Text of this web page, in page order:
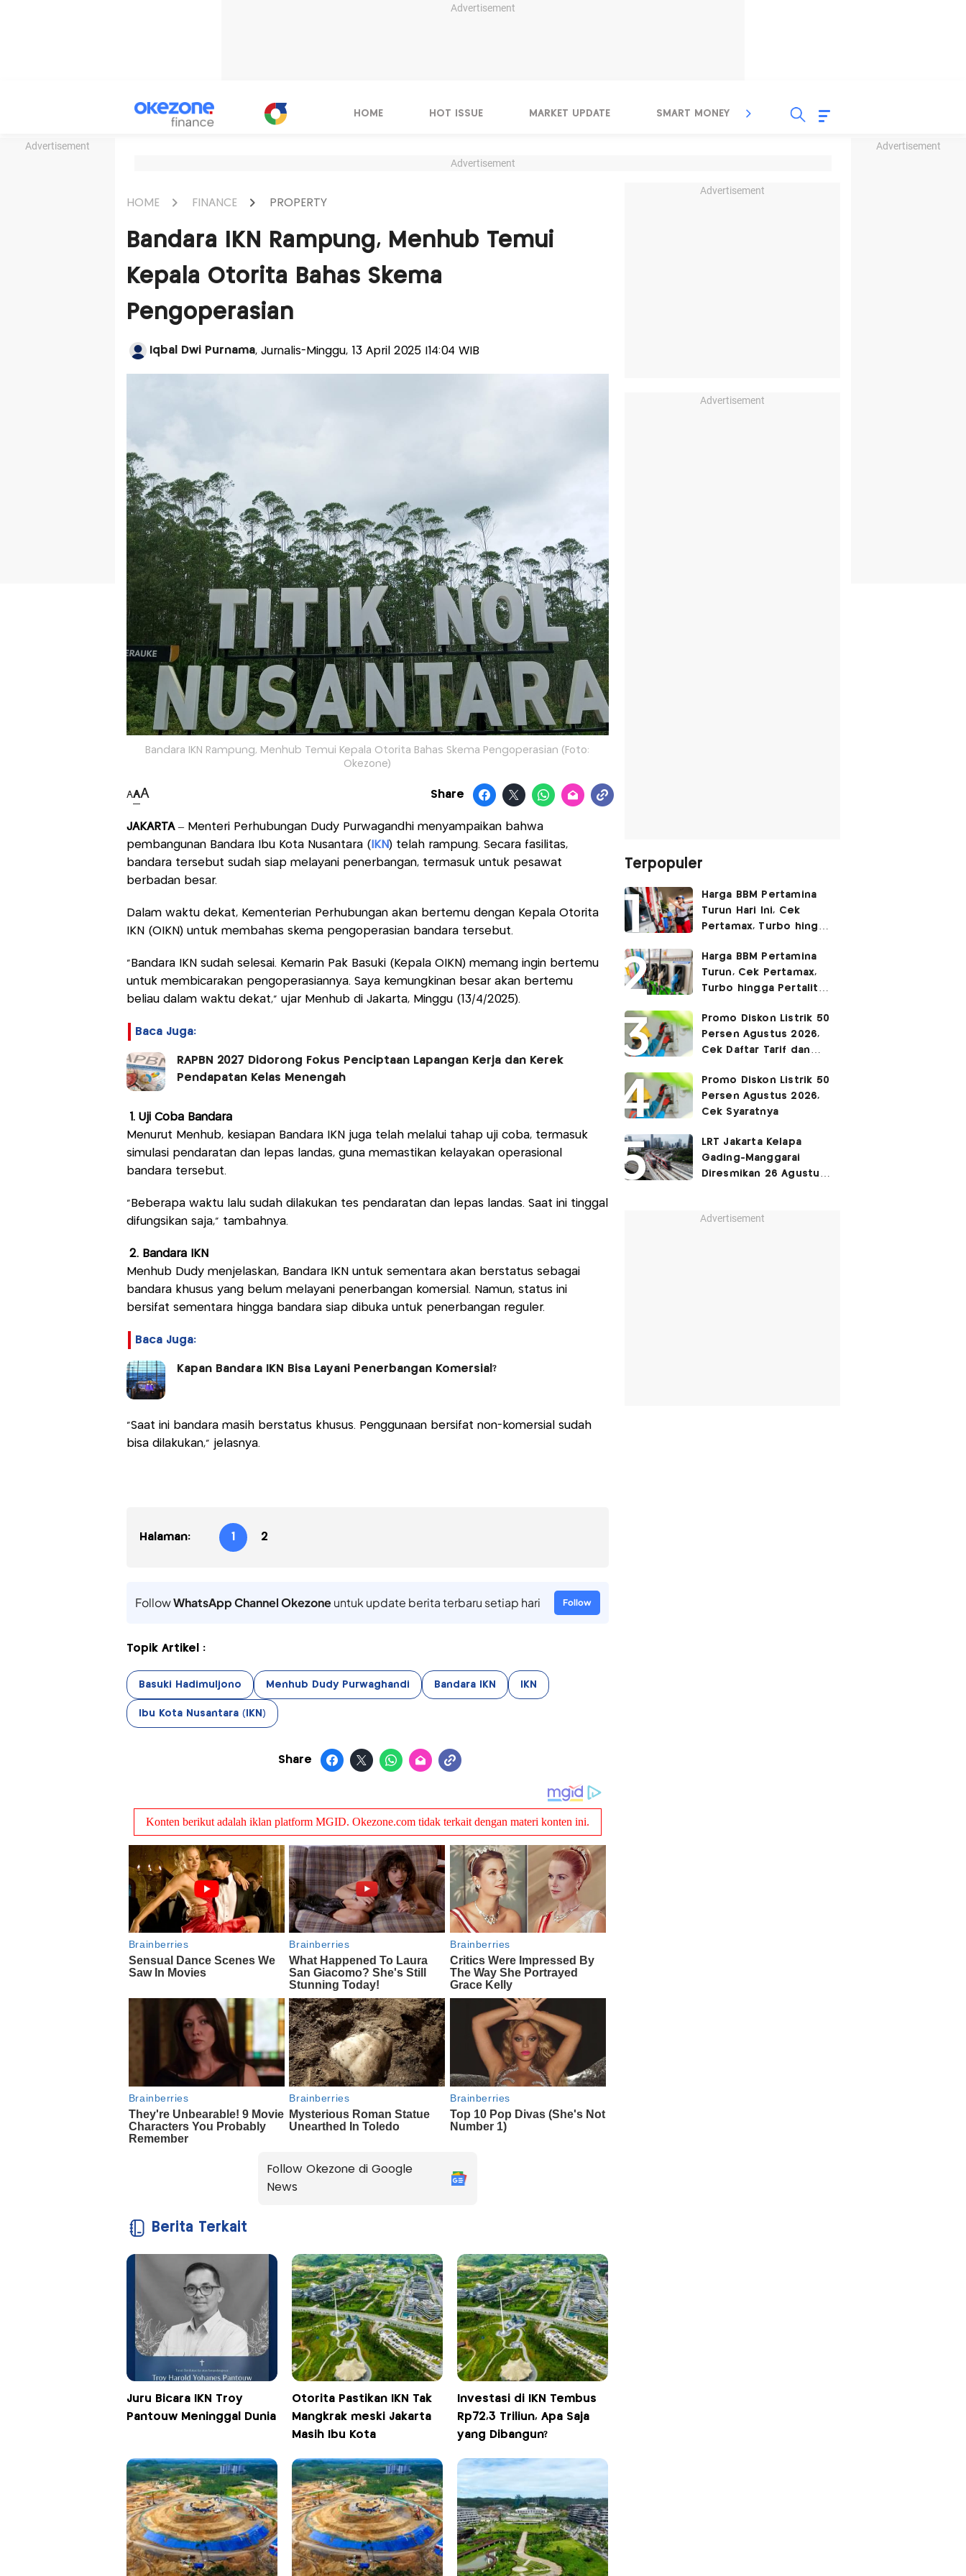
Advertisement
Advertisement Advertisement
HOME HOT ISSUE MARKET UPDATE SMART MONEY INSPIRASI BISNIS
Advertisement
HOME FINANCE PROPERTY
Bandara IKN Rampung, Menhub Temui
Kepala Otorita Bahas Skema
Pengoperasian
Iqbal Dwi Purnama, Jurnalis-Minggu, 13 April 2025 |14:04 WIB
Bandara IKN Rampung, Menhub Temui Kepala Otorita Bahas Skema Pengoperasian (Foto:
Okezone)
AAA Share
JAKARTA – Menteri Perhubungan Dudy Purwagandhi menyampaikan bahwa
pembangunan Bandara Ibu Kota Nusantara ( IKN ) telah rampung. Secara fasilitas,
bandara tersebut sudah siap melayani penerbangan, termasuk untuk pesawat
berbadan besar.
Dalam waktu dekat, Kementerian Perhubungan akan bertemu dengan Kepala Otorita
IKN (OIKN) untuk membahas skema pengoperasian bandara tersebut.
"Bandara IKN sudah selesai. Kemarin Pak Basuki (Kepala OIKN) memang ingin bertemu
untuk membicarakan pengoperasiannya. Saya kemungkinan besar akan bertemu
beliau dalam waktu dekat," ujar Menhub di Jakarta, Minggu (13/4/2025).
Baca Juga:
RAPBN 2027 Didorong Fokus Penciptaan Lapangan Kerja dan Kerek
Pendapatan Kelas Menengah
1. Uji Coba Bandara
Menurut Menhub, kesiapan Bandara IKN juga telah melalui tahap uji coba, termasuk
simulasi pendaratan dan lepas landas, guna memastikan kelayakan operasional
bandara tersebut.
"Beberapa waktu lalu sudah dilakukan tes pendaratan dan lepas landas. Saat ini tinggal
difungsikan saja," tambahnya.
2. Bandara IKN
Menhub Dudy menjelaskan, Bandara IKN untuk sementara akan berstatus sebagai
bandara khusus yang belum melayani penerbangan komersial. Namun, status ini
bersifat sementara hingga bandara siap dibuka untuk penerbangan reguler.
Baca Juga:
Kapan Bandara IKN Bisa Layani Penerbangan Komersial?
"Saat ini bandara masih berstatus khusus. Penggunaan bersifat non-komersial sudah
bisa dilakukan," jelasnya.
Halaman: 1 2
FollowWhatsApp Channel Okezoneuntuk update berita terbaru setiap hari Follow
Topik Artikel :
Basuki Hadimuljono Menhub Dudy Purwaghandi Bandara IKN IKN
Ibu Kota Nusantara (IKN)
Share
Follow Okezone di Google
News
Berita Terkait
Juru Bicara IKN Troy
Pantouw Meninggal Dunia
Otorita Pastikan IKN Tak
Mangkrak meski Jakarta
Masih Ibu Kota
Investasi di IKN Tembus
Rp72,3 Triliun, Apa Saja
yang Dibangun?
Advertisement
Advertisement
Terpopuler
Harga BBM Pertamina
Turun Hari Ini, Cek
Pertamax, Turbo hingga
2026
Harga BBM Pertamina
Turun, Cek Pertamax,
Turbo hingga Pertalite
Promo Diskon Listrik 50
Persen Agustus 2026,
Cek Daftar Tarif dan
Promo Diskon Listrik 50
Persen Agustus 2026,
Cek Syaratnya
LRT Jakarta Kelapa
Gading-Manggarai
Diresmikan 26 Agustus
Advertisement